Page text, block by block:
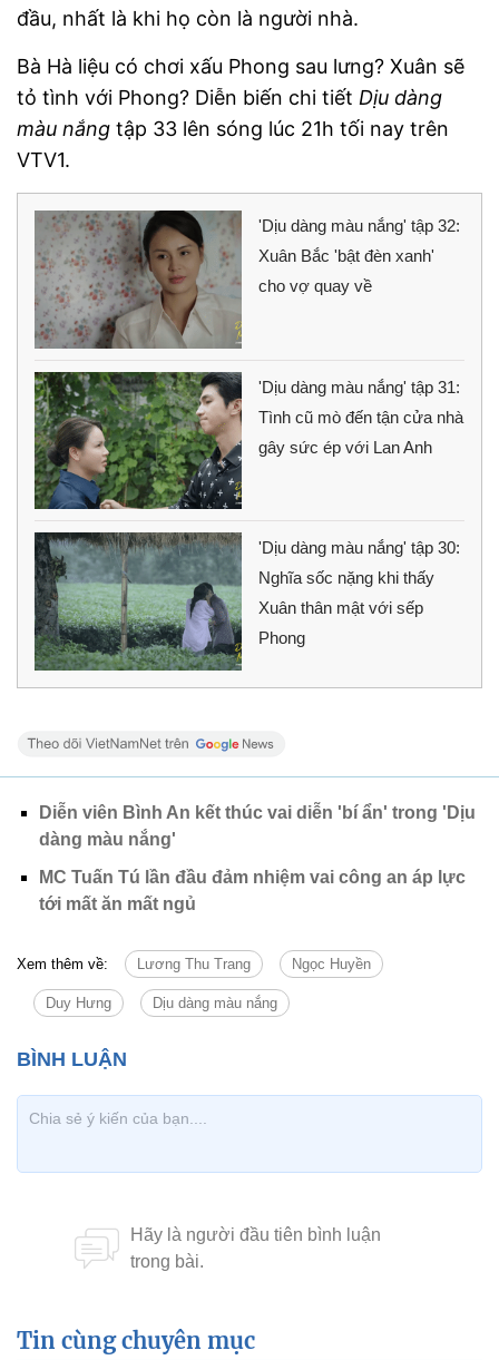
đầu, nhất là khi họ còn là người nhà.
Bà Hà liệu có chơi xấu Phong sau lưng? Xuân sẽ
tỏ tình với Phong? Diễn biến chi tiết Dịu dàng
màu nắng tập 33 lên sóng lúc 21h tối nay trên
VTV1.
'Dịu dàng màu nắng' tập 32:
Xuân Bắc 'bật đèn xanh'
cho vợ quay về
'Dịu dàng màu nắng' tập 31:
Tình cũ mò đến tận cửa nhà
gây sức ép với Lan Anh
'Dịu dàng màu nắng' tập 30:
Nghĩa sốc nặng khi thấy
Xuân thân mật với sếp
Phong
Diễn viên Bình An kết thúc vai diễn 'bí ẩn' trong 'Dịu
dàng màu nắng'
MC Tuấn Tú lần đầu đảm nhiệm vai công an áp lực
tới mất ăn mất ngủ
Xem thêm về: Lương Thu Trang Ngọc Huyền
Duy Hưng Dịu dàng màu nắng
Tin cùng chuyên mục